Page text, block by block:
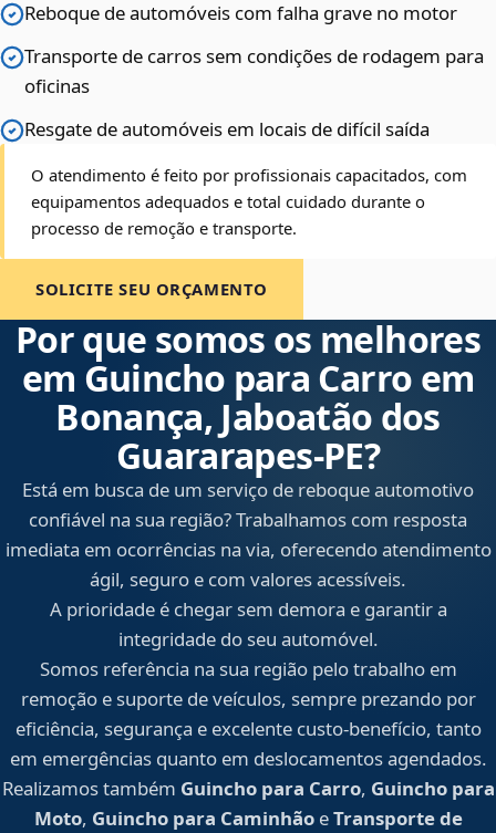
Reboque de automóveis com falha grave no motor
Transporte de carros sem condições de rodagem para
oficinas
Resgate de automóveis em locais de difícil saída
O atendimento é feito por profissionais capacitados, com
equipamentos adequados e total cuidado durante o
processo de remoção e transporte.
SOLICITE SEU ORÇAMENTO
Por que somos os melhores
em Guincho para Carro em
Bonança, Jaboatão dos
Guararapes‑PE?
Está em busca de um serviço de reboque automotivo
confiável na sua região? Trabalhamos com resposta
imediata em ocorrências na via, oferecendo atendimento
ágil, seguro e com valores acessíveis.
A prioridade é chegar sem demora e garantir a
integridade do seu automóvel.
Somos referência na sua região pelo trabalho em
remoção e suporte de veículos, sempre prezando por
eficiência, segurança e excelente custo-benefício, tanto
em emergências quanto em deslocamentos agendados.
Realizamos também Guincho para Carro, Guincho para
Moto, Guincho para CaminhãoeTransporte de